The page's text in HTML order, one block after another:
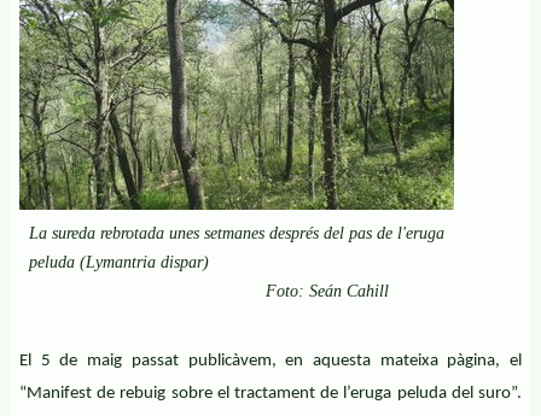
La sureda rebrotada unes setmanes després del pas de l'eruga
peluda (Lymantria dispar)
Foto: Seán Cahill
El 5 de maig passat publicàvem, en aquesta mateixa pàgina, el
“Manifest de rebuig sobre el tractament de l’eruga peluda del suro”.